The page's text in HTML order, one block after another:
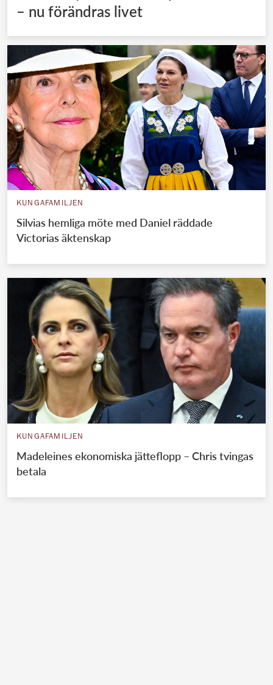
– nu förändras livet
KUNGAFAMILJEN
Silvias hemliga möte med Daniel räddade
Victorias äktenskap
KUNGAFAMILJEN
Madeleines ekonomiska jätteflopp – Chris tvingas
betala